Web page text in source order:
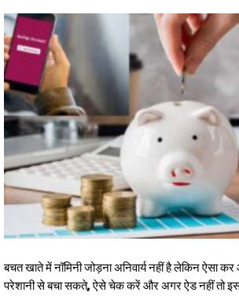
बचत खाते में नॉमिनी जोड़ना अनिवार्य नहीं है लेकिन ऐसा
परेशानी से बचा सकते, ऐसे चेक करें और अगर ऐड नहीं तो